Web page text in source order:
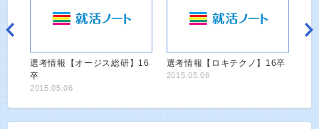
選考情報【オージス総研】16
卒
2015.05.06
選考情報【ロキテクノ】16卒
2015.05.06